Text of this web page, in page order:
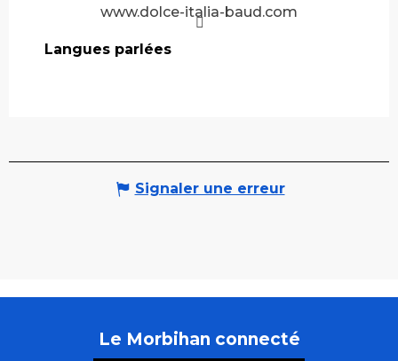
www.dolce-italia-baud.com
Langues parlées
Langues parlées
Signaler une erreur
Le Morbihan connecté